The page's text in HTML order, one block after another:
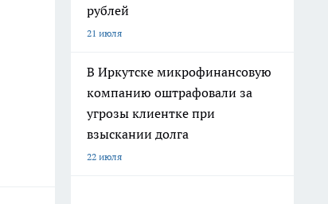
рублей
21 июля
В Иркутске микрофинансовую
компанию оштрафовали за
угрозы клиентке при
взыскании долга
22 июля